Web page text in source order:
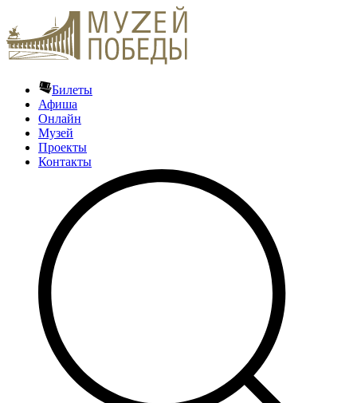
Билеты
Афиша
Онлайн
Музей
Проекты
Контакты